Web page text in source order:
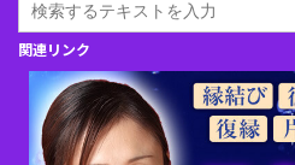
関連リンク